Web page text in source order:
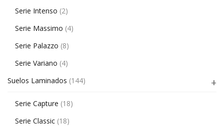
Serie Intenso (2)
Serie Massimo (4)
Serie Palazzo (8)
Serie Variano (4)
Suelos Laminados (144)
Serie Capture (18)
Serie Classic (18)